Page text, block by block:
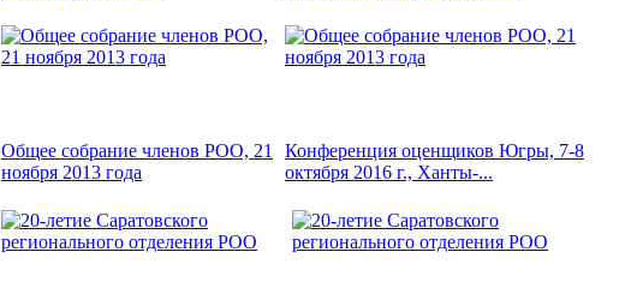
Общее собрание членов РОО, 21
ноября 2013 года
Конференция оценщиков Югры, 7-8
октября 2016 г., Ханты-...